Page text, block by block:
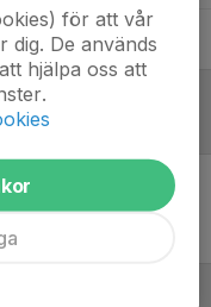
för att vår
dig. De används
hjälpa oss att